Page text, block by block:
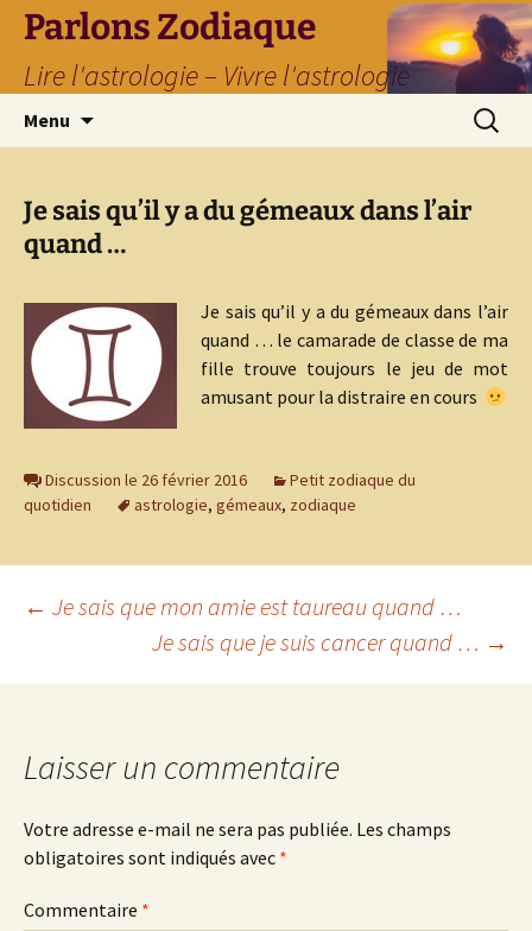
Parlons Zodiaque
Lire l'astrologie – Vivre l'astrologie
Menu
Je sais qu’il y a du gémeaux dans l’air
quand …
Je sais qu’il y a du gémeaux dans l’air
quand … le camarade de classe de ma
fille trouve toujours le jeu de mot
amusant pour la distraire en cours
Discussion le 26 février 2016
Petit zodiaque du
quotidien
astrologie, gémeaux, zodiaque
Navigation
des
articles
← Je sais que mon amie est taureau quand …
Je sais que je suis cancer quand … →
Laisser un commentaire
Votre adresse e-mail ne sera pas publiée. Les champs
obligatoires sont indiqués avec *
Commentaire *